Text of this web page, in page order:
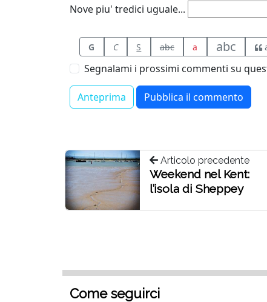
Nove piu' tredici uguale...
G C S abc a abc
Segnalami i prossimi commenti su
Articolo precedente
Weekend nel Kent:
l’isola di Sheppey
Come seguirci